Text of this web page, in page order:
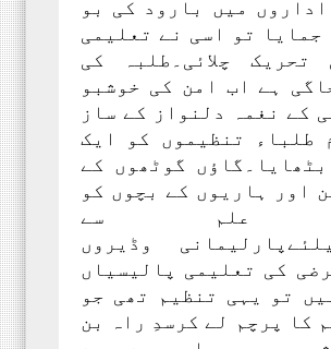
میں بارود کی بو
جمایا تو اسی نے تعلیمی
تحریک چلائی۔طلبہ کی
ہے اب امن کی خوشبو
کے نغمہ دلنواز کے ساز
طلباء تنظیموں کو ایک
گوٹھوں کے
اور ہاریوں کے بچوں کو
علم سے
وڈیروں
کی تعلیمی پالیسیاں
تو یہی تنظیم تھی جو
کا پرچم لے کرسدِ راہ بن